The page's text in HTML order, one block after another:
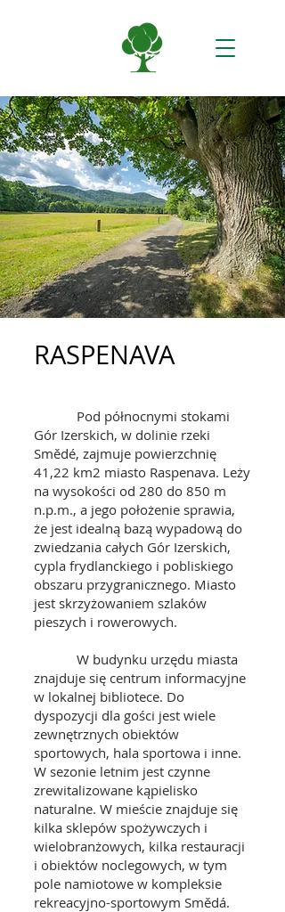
RASPENAVA
Pod północnymi stokami
Gór Izerskich, w dolinie rzeki
Smědé, zajmuje powierzchnię
41,22 km2 miasto Raspenava. Leży
na wysokości od 280 do 850 m
n.p.m., a jego położenie sprawia,
że jest idealną bazą wypadową do
zwiedzania całych Gór Izerskich,
cypla frydlanckiego i pobliskiego
obszaru przygranicznego. Miasto
jest skrzyżowaniem szlaków
pieszych i rowerowych.
W budynku urzędu miasta
znajduje się centrum informacyjne
w lokalnej bibliotece. Do
dyspozycji dla gości jest wiele
zewnętrznych obiektów
sportowych, hala sportowa i inne.
W sezonie letnim jest czynne
zrewitalizowane kąpielisko
naturalne. W mieście znajduje się
kilka sklepów spożywczych i
wielobranżowych, kilka restauracji
i obiektów noclegowych, w tym
pole namiotowe w kompleksie
rekreacyjno-sportowym Smědá.